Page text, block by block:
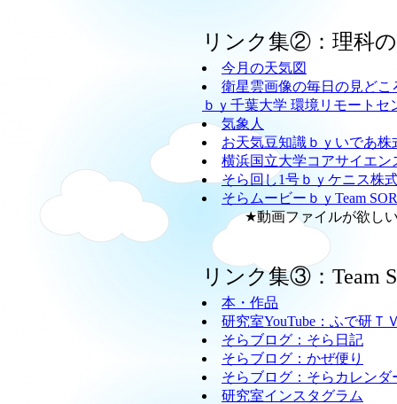
リンク集②：理科
今月の天気図
衛星雲画像の毎日の見どこ
ｂｙ千葉大学 環境リモート
気象人
お天気豆知識ｂｙいであ株
横浜国立大学コアサイエン
そら回し1号ｂｙケニス株
そらムービーｂｙTeam
★動画ファイルが欲しい
リンク集③：Team
本・作品
研究室YouTube：ふで研Ｔ
そらブログ：そら日記
そらブログ：かぜ便り
そらブログ：そらカレンダ
研究室インスタグラム